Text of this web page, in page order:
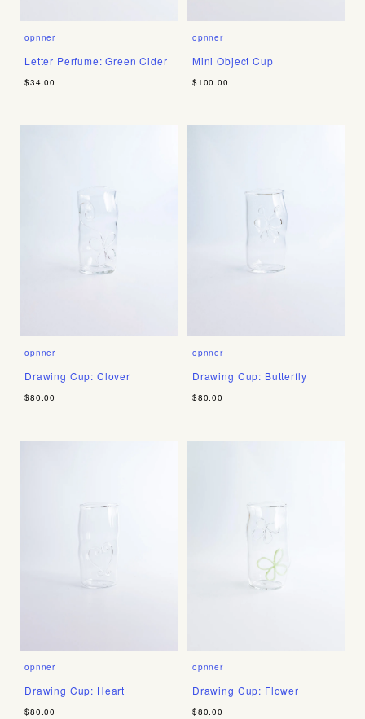
opnner
Letter Perfume: Green Cider
$34.00
opnner
Mini Object Cup
$100.00
opnner
Drawing Cup: Clover
$80.00
opnner
Drawing Cup: Butterfly
$80.00
opnner
Drawing Cup: Heart
$80.00
opnner
Drawing Cup: Flower
$80.00